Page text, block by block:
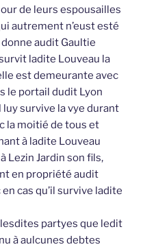
de leurs espousailles
autrement n’eust esté
audit Gaultie
ladite Louveau la
est demeurante avec
le portail dudit Lyon
luy survive la vye durant
la moitié de tous et
à ladite Louveau
Lezin Jardin son fils,
en propriété audit
cas qu’il survive ladite
partyes que ledit
à aulcunes debtes